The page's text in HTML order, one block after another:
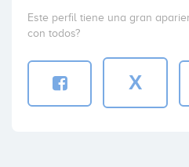
Este perfil tiene una gran
con todos?
X